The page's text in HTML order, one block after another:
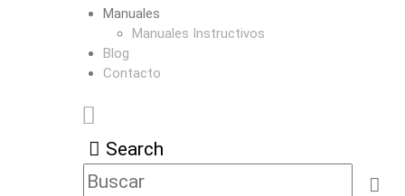
Manuales
Manuales Instructivos
Blog
Contacto
Search